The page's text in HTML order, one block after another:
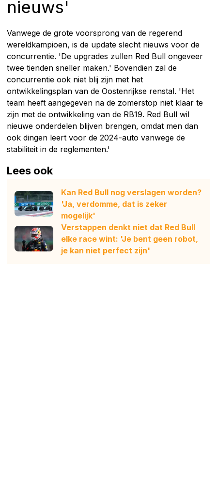
nieuws'
Vanwege de grote voorsprong van de regerend
wereldkampioen, is de update slecht nieuws voor de
concurrentie. 'De upgrades zullen Red Bull ongeveer
twee tienden sneller maken.' Bovendien zal de
concurrentie ook niet blij zijn met het
ontwikkelingsplan van de Oostenrijkse renstal. 'Het
team heeft aangegeven na de zomerstop niet klaar te
zijn met de ontwikkeling van de RB19. Red Bull wil
nieuwe onderdelen blijven brengen, omdat men dan
ook dingen leert voor de 2024-auto vanwege de
stabiliteit in de reglementen.'
Lees ook
Kan Red Bull nog verslagen worden?
'Ja, verdomme, dat is zeker
mogelijk'
Verstappen denkt niet dat Red Bull
elke race wint: 'Je bent geen robot,
je kan niet perfect zijn'